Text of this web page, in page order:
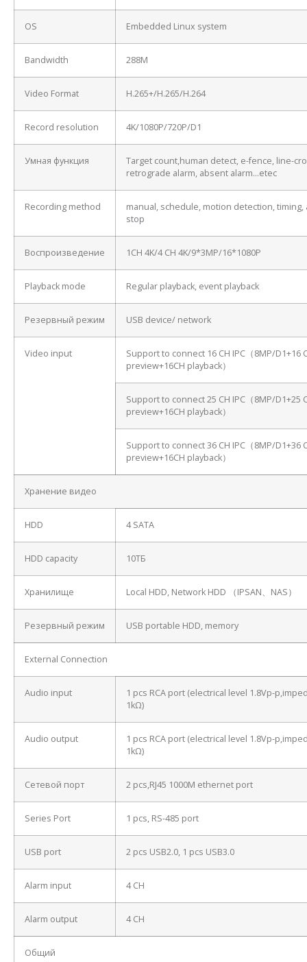
OS Embedded Linux system
Bandwidth 288M
Video Format H.265+/H.265/H.264
Record resolution 4K/1080P/720P/D1
Умная функция
Target count,human detect, e-fence, line-
retrograde alarm, absent alarm…etec
Recording method
manual, schedule, motion detection, timing,
stop
Воспроизведение 1CH 4K/4 CH 4K/9*3MP/16*1080P
Playback mode Regular playback, event playback
Резервный режим USB device/ network
Video input
Support to connect 16 CH IPC（8MP/D1+16
preview+16CH playback）
Support to connect 25 CH IPC（8MP/D1+25
preview+16CH playback）
Support to connect 36 CH IPC（8MP/D1+36
preview+16CH playback）
Хранение видео
HDD 4 SATA
HDD capacity 10ТБ
Хранилище Local HDD, Network HDD （IPSAN、NAS）
Резервный режим USB portable HDD, memory
External Connection
Audio input
1 pcs RCA port (electrical level 1.8Vp-
1kΩ)
Audio output
1 pcs RCA port (electrical level 1.8Vp-
1kΩ)
Сетевой порт 2 pcs,RJ45 1000M ethernet port
Series Port 1 pcs, RS-485 port
USB port 2 pcs USB2.0, 1 pcs USB3.0
Alarm input 4 CH
Alarm output 4 CH
Общий